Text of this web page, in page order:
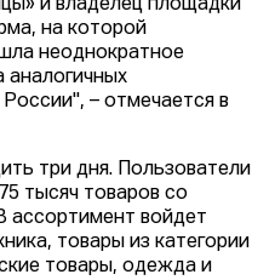
и владелец площадки
на которой
неоднократное
аналогичных
– отмечается в
три дня. Пользователи
тысяч товаров со
ассортимент войдет
товары из категории
товары, одежда и